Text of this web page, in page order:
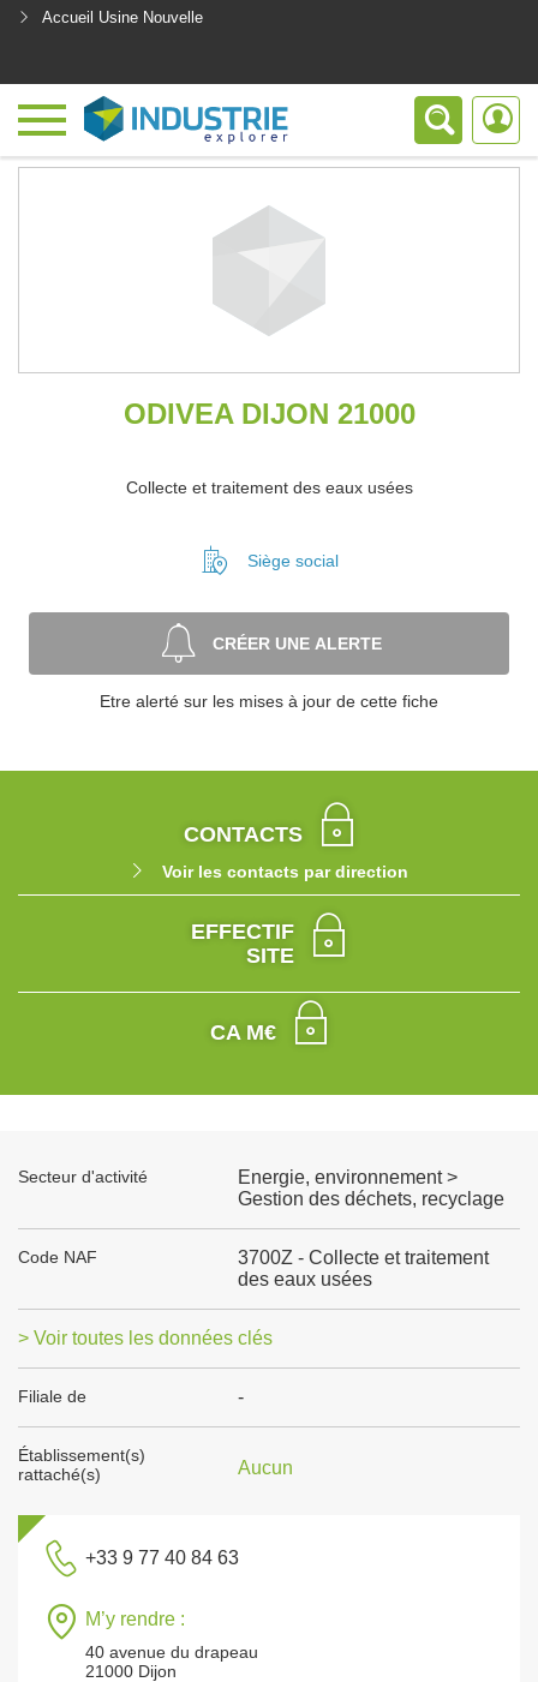
Accueil Usine Nouvelle
ODIVEA DIJON 21000
Collecte et traitement des eaux usées
Siège social
CRÉER UNE ALERTE
Etre alerté sur les mises à jour de cette fiche
CONTACTS
Voir les contacts par direction
EFFECTIF
SITE
CA M€
Secteur d'activité
Energie, environnement >
Gestion des déchets, recyclage
Code NAF
3700Z - Collecte et traitement
des eaux usées
> Voir toutes les données clés
Filiale de -
Établissement(s)
rattaché(s)
Aucun
+33 9 77 40 84 63
M’y rendre :
40 avenue du drapeau
21000 Dijon